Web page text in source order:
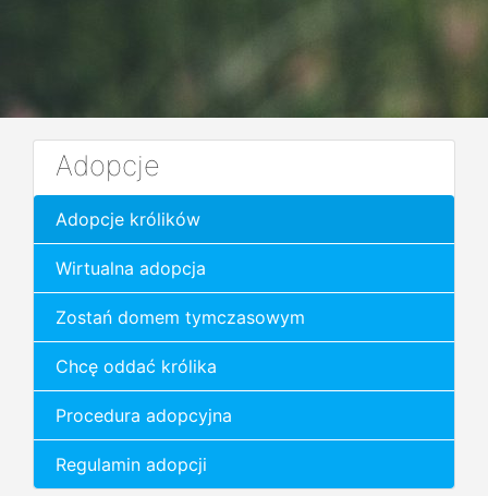
Adopcje
Adopcje królików
Wirtualna adopcja
Zostań domem tymczasowym
Chcę oddać królika
Procedura adopcyjna
Regulamin adopcji